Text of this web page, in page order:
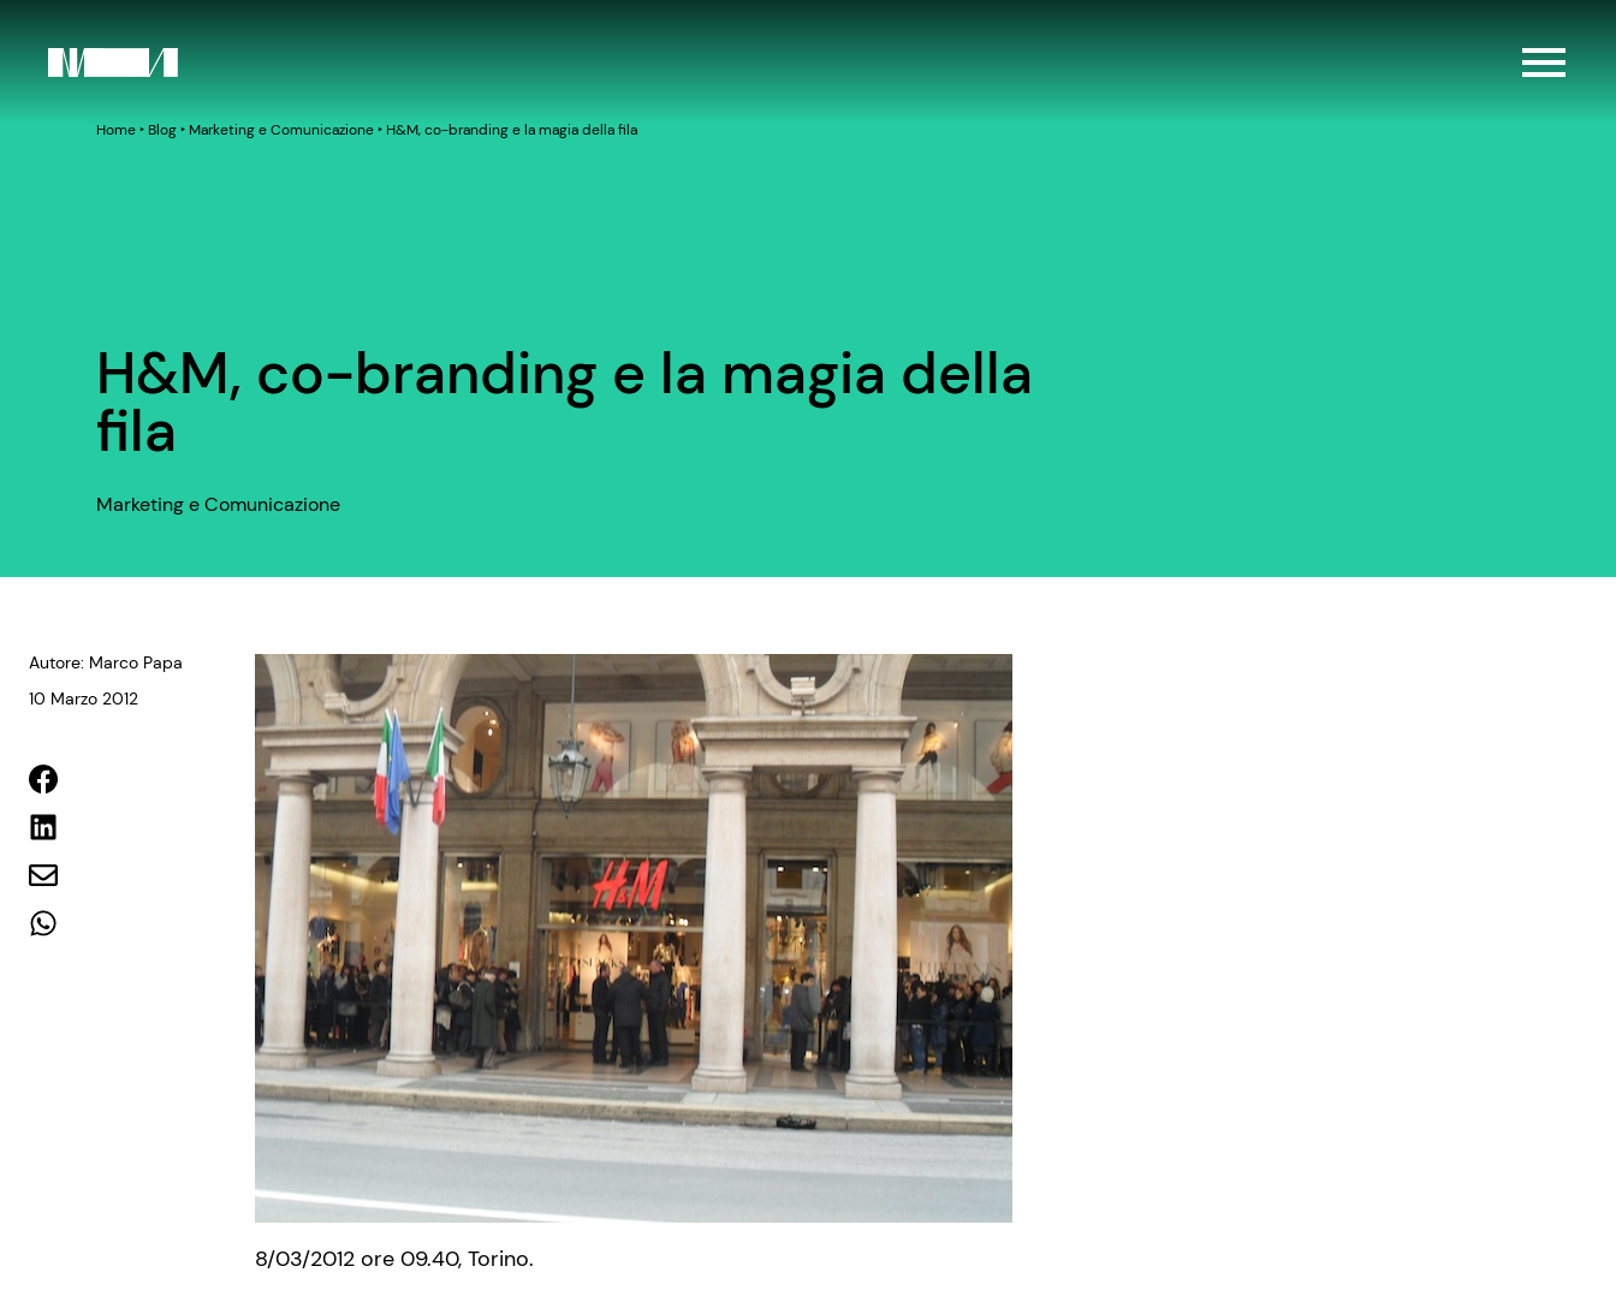
Home‣ Blog‣ Marketing e Comunicazione‣ H&M, co-branding e la magia della fila
H&M, co-branding e la magia della
fila
Marketing e Comunicazione
Autore: Marco Papa
10 Marzo 2012
8/03/2012 ore 09.40, Torino.